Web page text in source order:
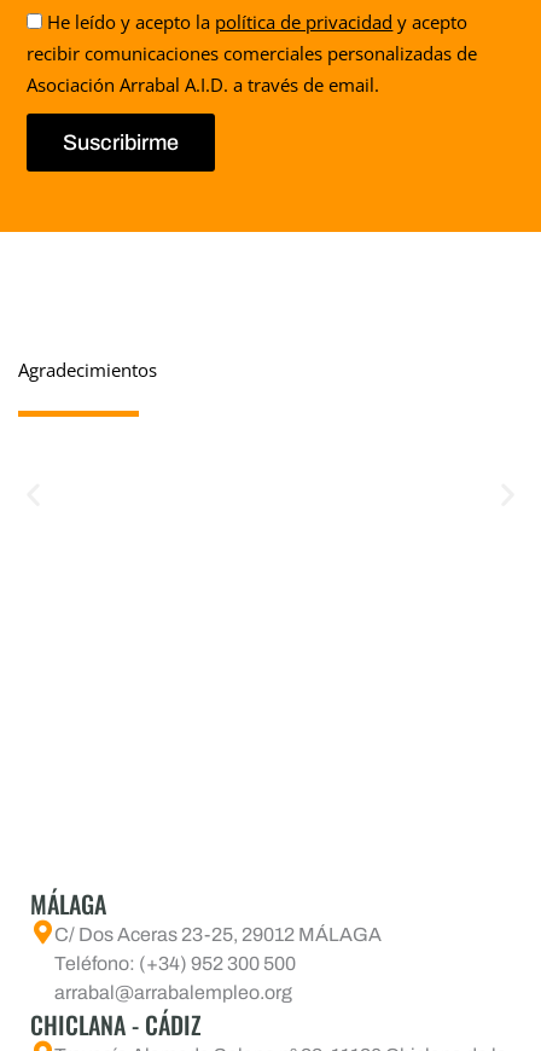
Aceptación
He leído y acepto la política de privacidad y acepto
recibir comunicaciones comerciales personalizadas de
Asociación Arrabal A.I.D. a través de email.
Suscribirme
Agradecimientos
MÁLAGA
C/ Dos Aceras 23-25, 29012 MÁLAGA
Teléfono: (+34) 952 300 500
arrabal@arrabalempleo.org
CHICLANA - CÁDIZ